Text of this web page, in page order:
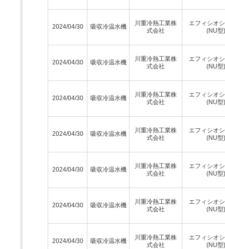
2024/04/30 吸収冷温水機
川重冷熱工業株
式会社
エフィシオ
(NU型)
2024/04/30 吸収冷温水機
川重冷熱工業株
式会社
エフィシオ
(NU型)
2024/04/30 吸収冷温水機
川重冷熱工業株
式会社
エフィシオ
(NU型)
2024/04/30 吸収冷温水機
川重冷熱工業株
式会社
エフィシオ
(NU型)
2024/04/30 吸収冷温水機
川重冷熱工業株
式会社
エフィシオ
(NU型)
2024/04/30 吸収冷温水機
川重冷熱工業株
式会社
エフィシオ
(NU型)
2024/04/30 吸収冷温水機
川重冷熱工業株
式会社
エフィシオ
(NU型)